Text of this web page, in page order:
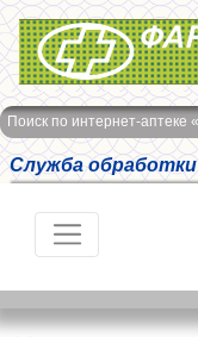
Интернет-аптека
Поиск по интернет-аптеке
Служба обработки